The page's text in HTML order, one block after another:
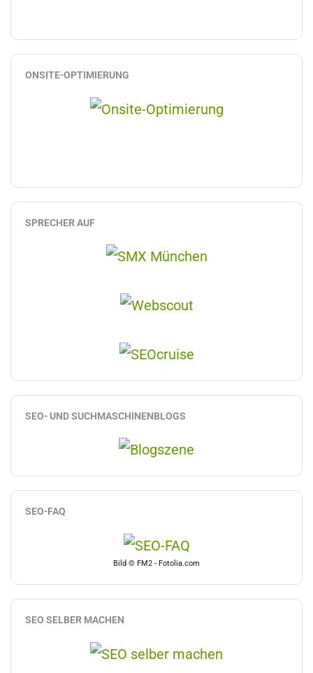
ONSITE-OPTIMIERUNG
SPRECHER AUF
SEO- UND SUCHMASCHINENBLOGS
SEO-FAQ
Bild © FM2 - Fotolia.com
SEO SELBER MACHEN